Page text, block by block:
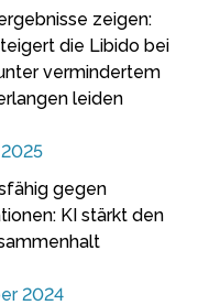
zeigen:
die Libido bei
vermindertem
leiden
gegen
KI stärkt den
2024